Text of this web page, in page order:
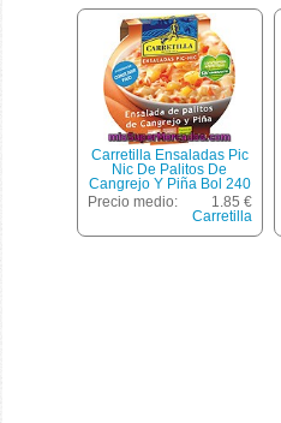
Carretilla Ensaladas Pic
Nic De Palitos De
Cangrejo Y Piña Bol 240
G
Precio medio:
1.85 €
Carretilla